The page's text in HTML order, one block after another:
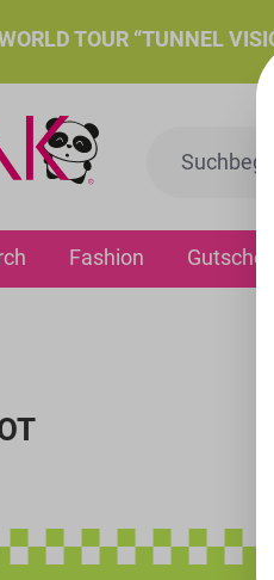
springen
TOUR “TUNNEL
Fashion